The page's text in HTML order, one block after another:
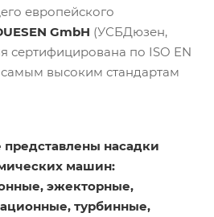
европейского
GmbH (УСБДюзен,
сертифицирована по ISO EN
самым высоким стандартам
представлены насадки
машин:
эжекторные,
турбинные,